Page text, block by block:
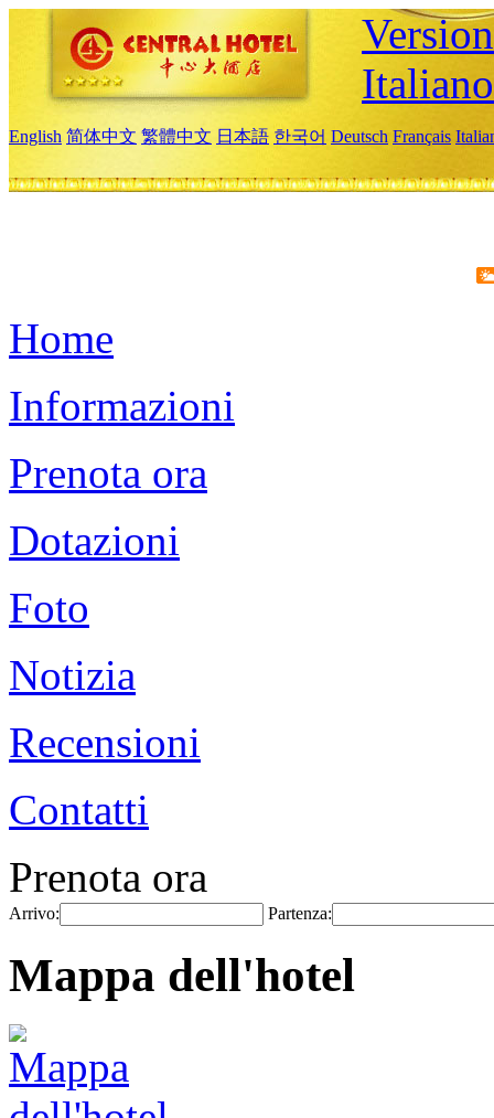
Italiano
English 简体中文 繁體中文 日本語 한국어 Deutsch Français
Home
Informazioni
Prenota ora
Dotazioni
Foto
Notizia
Recensioni
Contatti
Prenota ora
Arrivo: Partenza:
Mappa dell'hotel